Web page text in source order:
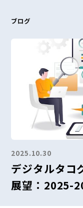
ブログ
2025.10.30
デジタルタコ
展望：2025-